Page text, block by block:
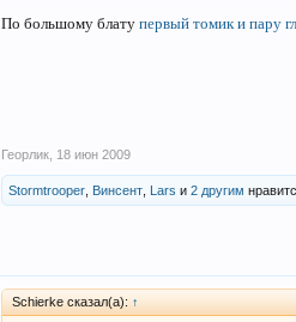
По большому блатупервый томик и пару
Георлик 18 июн 2009
Stormtrooper Винсент Lars и 2 другим
Schierke сказал(а): ↑